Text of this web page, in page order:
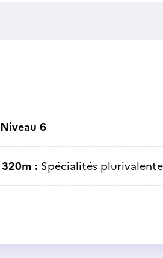
Niveau 6
320m : Spécialités